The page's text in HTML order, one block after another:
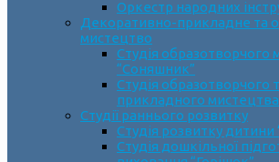
Оркестр народних
Декоративно-прикладне та
мистецтво
Cтудія образотворчого
“Соняшник”
Студія образотворчого
прикладного мистецтва
Студії раннього розвитку
Студія розвитку дитини
Студія дошкільної